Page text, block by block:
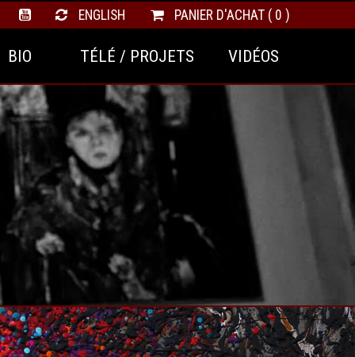
PANIER D'ACHAT ( 0 )
ENGLISH
VIDÉOS
TÉLÉ / PROJETS
BIO